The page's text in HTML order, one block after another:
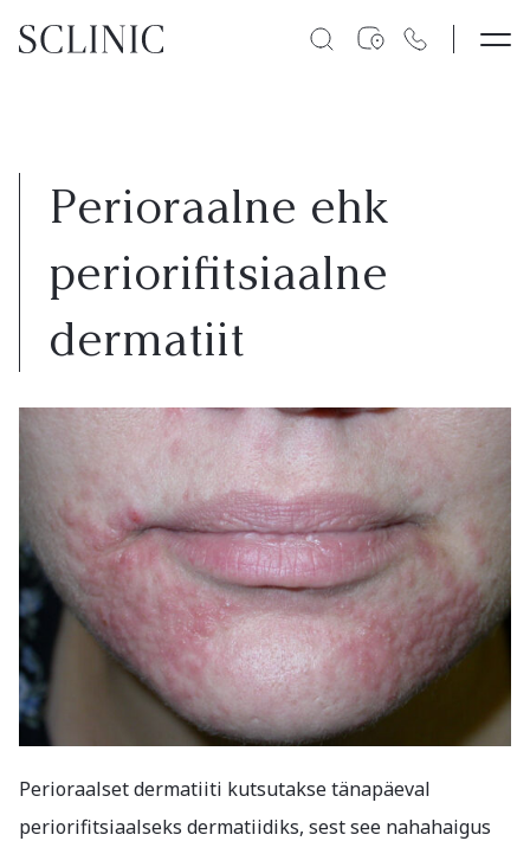
NAHAPROBLEEMID
KONTAKT
ET EE
Perioraalne ehk
periorifitsiaalne
dermatiit
Perioraalset dermatiiti kutsutakse tänapäeval
periorifitsiaalseks dermatiidiks, sest see nahahaigus